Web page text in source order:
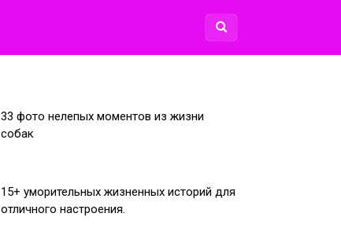
33 фото нелепых моментов из жизни
собак
15+ уморительных жизненных историй для
отличного настроения.